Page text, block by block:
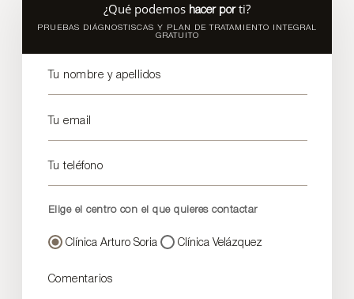
¿Qué podemos hacer porti?
PRUEBAS DIÁGNOSTISCAS Y PLAN DE TRATAMIENTO INTEGRAL
GRATUITO
Tu nombre y apellidos
Tu email
Tu teléfono
Elige el centro con el que quieres contactar
Clínica Arturo Soria Clínica Velázquez
Comentarios